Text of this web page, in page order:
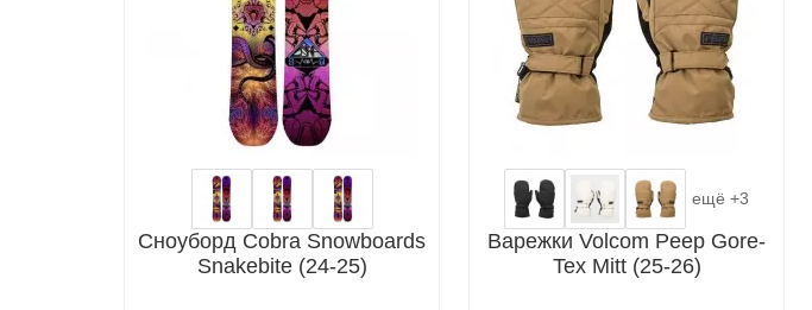
Сноуборд Cobra Snowboards
Snakebite (24-25)
ещё +3
Варежки Volcom Peep Gore-
Tex Mitt (25-26)